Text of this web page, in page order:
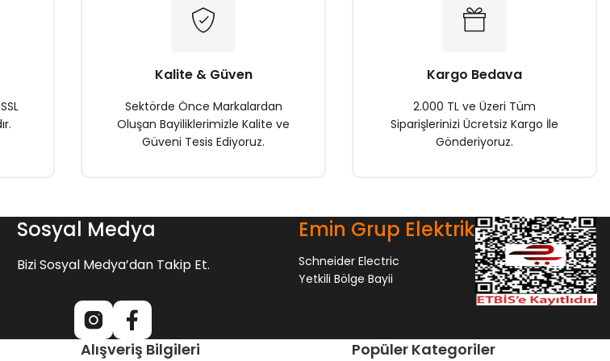
Kalite & Güven
Sektörde Önce Markalardan
Oluşan Bayiliklerimizle Kalite ve
Güveni Tesis Ediyoruz.
Kargo Bedava
2.000 TL ve Üzeri Tüm
Siparişlerinizi Ücretsiz Kargo İle
Gönderiyoruz.
Sosyal Medya
Bizi Sosyal Medya’dan Takip Et.
Emin Grup Elektrik
Schneider Electric
Yetkili Bölge Bayii
Alışveriş Bilgileri Popüler Kategoriler